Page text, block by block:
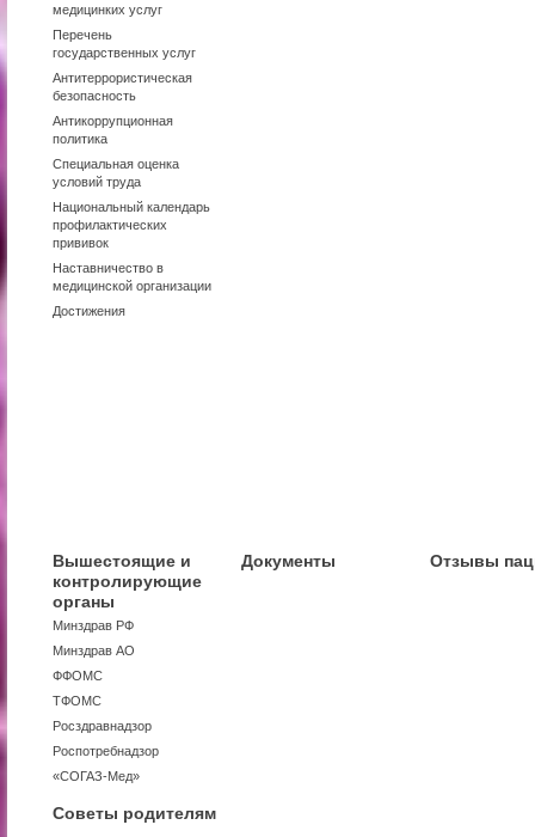
медицинких услуг
Перечень
государственных услуг
Антитеррористическая
безопасность
Антикоррупционная
политика
Специальная оценка
условий труда
Национальный календарь
профилактических
прививок
Наставничество в
медицинской организации
Достижения
Вышестоящие и
контролирующие
органы
Минздрав РФ
Минздрав АО
ФФОМС
ТФОМС
Росздравнадзор
Роспотребнадзор
«СОГАЗ-Мед»
Документы Отзывы
Советы родителям